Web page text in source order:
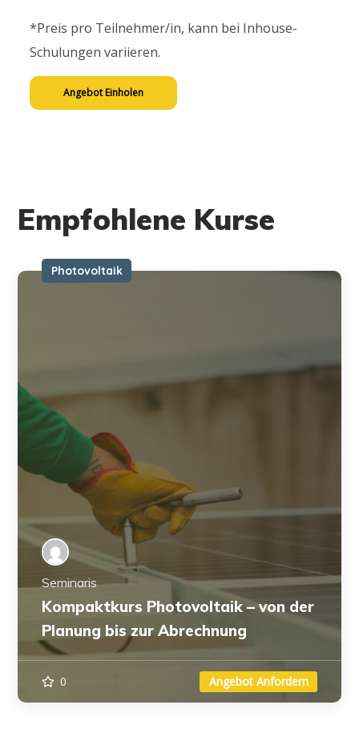
*Preis pro Teilnehmer/in, kann bei Inhouse-
Schulungen variieren.
Angebot Einholen
Empfohlene Kurse
Photovoltaik
Seminaris
Kompaktkurs Photovoltaik – von der
Planung bis zur Abrechnung
0 Angebot Anfordern